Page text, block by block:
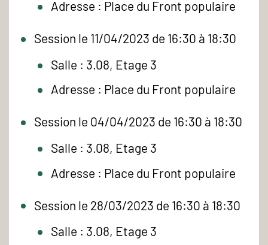
Adresse : Place du Front populaire
Session le 11/04/2023 de 16:30 à 18:30
Salle : 3.08, Etage 3
Adresse : Place du Front populaire
Session le 04/04/2023 de 16:30 à 18:30
Salle : 3.08, Etage 3
Adresse : Place du Front populaire
Session le 28/03/2023 de 16:30 à 18:30
Salle : 3.08, Etage 3